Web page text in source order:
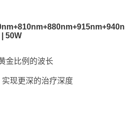
50W
金比例的波长
现更深的治疗深度